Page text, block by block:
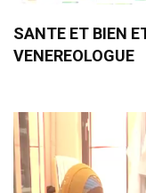
SANTE ET BIEN
VENEREOLOGUE